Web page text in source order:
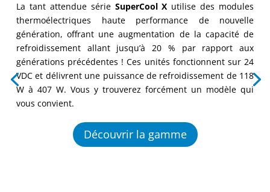
La tant attendue série SuperCool X utilise des modules
thermoélectriques haute performance de nouvelle
génération, offrant une augmentation de la capacité de
refroidissement allant jusqu’à 20 % par rapport aux
générations précédentes ! Ces unités fonctionnent sur 24
VDC et délivrent une puissance de refroidissement de 118
W à 407 W. Vous y trouverez forcément un modèle qui
vous convient.
Découvrir la gamme